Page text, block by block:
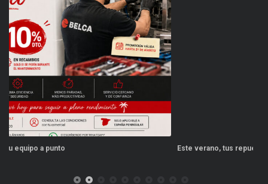
Este verano, tus repuestos tienen ventajas